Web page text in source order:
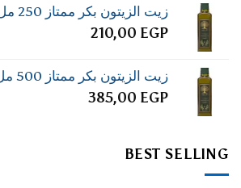
زيت الزيتون بكر ممتاز 250 مل
210,00 EGP
زيت الزيتون بكر ممتاز 500 مل
385,00 EGP
BEST SELLING